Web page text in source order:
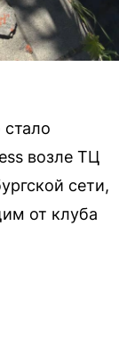
стало
возле ТЦ
сети,
от клуба